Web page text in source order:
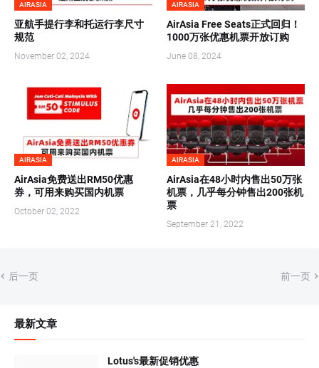
AIRASIA
亚航手提行李和托运行李尺寸
规范
November 02, 2024
AIRASIA
AirAsia Free Seats正式回归！
1000万张优惠机票开放订购
June 08, 2024
AIRASIA
AirAsia免费送出RM50优惠
券，可用来购买国内机票
October 02, 2022
AIRASIA
AirAsia在48小时内售出50万张
机票，几乎每分钟售出200张机
票
September 21, 2022
后一页 前一页
最新文章
Lotus's最新促销优惠